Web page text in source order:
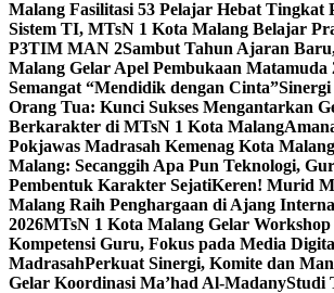
Malang Fasilitasi 53 Pelajar Hebat Tingkat
Sistem TI, MTsN 1 Kota Malang Belajar
P3TIM MAN 2Sambut Tahun Ajaran
Malang Gelar Apel Pembukaan Matamuda
Semangat “Mendidik dengan Cinta”
Orang Tua: Kunci Sukses Mengantarkan
Berkarakter di MTsN 1 Kota Malang
Pokjawas Madrasah Kemenag Kota
Malang: Secanggih Apa Pun Teknologi,
Pembentuk Karakter SejatiKeren! Murid
Malang Raih Penghargaan di Ajang
2026MTsN 1 Kota Malang Gelar Workshop
Kompetensi Guru, Fokus pada Media
MadrasahPerkuat Sinergi, Komite dan
Gelar Koordinasi Ma’had Al-MadanyStudi